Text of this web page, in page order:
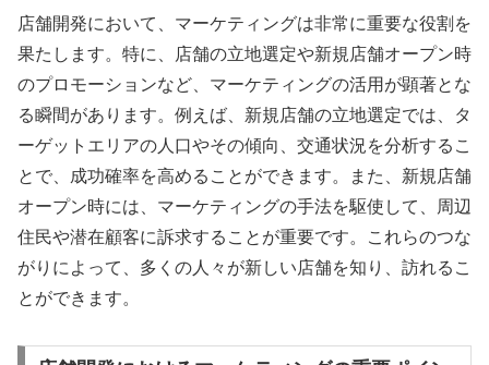
店舗開発において、マーケティングは非常に重要な役割を
果たします。特に、店舗の立地選定や新規店舗オープン時
のプロモーションなど、マーケティングの活用が顕著とな
る瞬間があります。例えば、新規店舗の立地選定では、タ
ーゲットエリアの人口やその傾向、交通状況を分析するこ
とで、成功確率を高めることができます。また、新規店舗
オープン時には、マーケティングの手法を駆使して、周辺
住民や潜在顧客に訴求することが重要です。これらのつな
がりによって、多くの人々が新しい店舗を知り、訪れるこ
とができます。